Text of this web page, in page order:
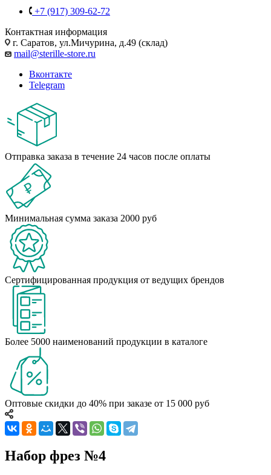
+7 (917) 309-62-72
Контактная информация
г. Саратов, ул.Мичурина, д.49 (склад)
mail@sterille-store.ru
Вконтакте
Telegram
Отправка заказа в течение 24 часов после оплаты
Минимальная сумма заказа 2000 руб
Сертифицированная продукция от ведущих брендов
Более 5000 наименований продукции в каталоге
Оптовые скидки до 40% при заказе от 15 000 руб
Набор фрез №4